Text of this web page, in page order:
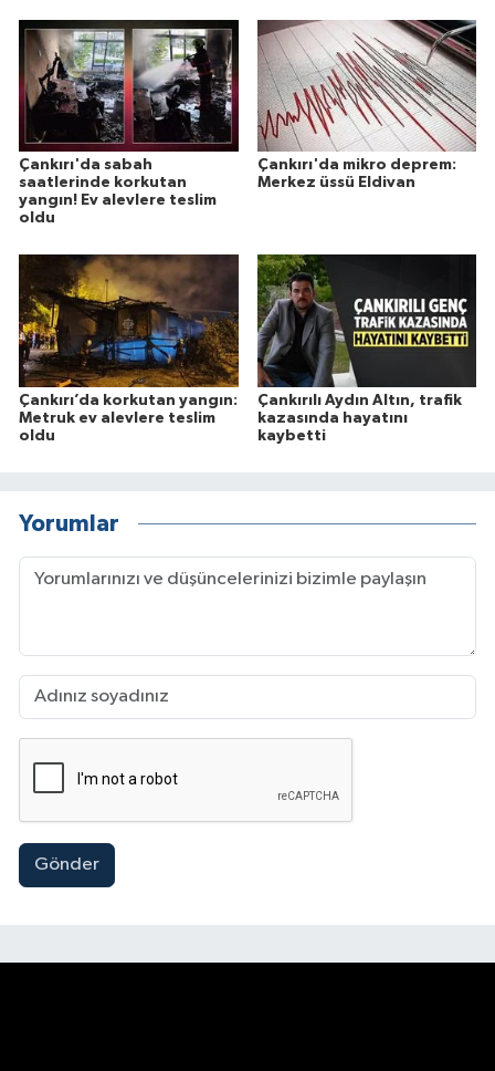
Çankırı'da sabah
saatlerinde korkutan
yangın! Ev alevlere teslim
oldu
Çankırı'da mikro deprem:
Merkez üssü Eldivan
Çankırı’da korkutan yangın:
Metruk ev alevlere teslim
oldu
Çankırılı Aydın Altın, trafik
kazasında hayatını
kaybetti
Yorumlar
Gönder